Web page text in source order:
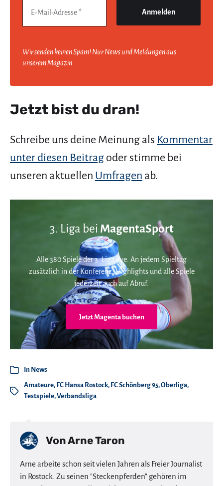
Wir senden keinen Spam! Nur News und Meldungen aus
unserem Magazin.
Jetzt bist du dran!
Schreibe uns deine Meinung als Kommentar
unter diesen Beitrag oder stimme bei
unseren aktuellen Umfragen ab.
3. Liga bei MagentaSport
Alle 380 Spiele der 3. Liga live. An jedem Spieltag
zusätzlich in der Konferenz. Highlights und alle Spiele
jederzeit auch auf Abruf.
Jetzt Magenta buchen
In News
Amateure, FC Hansa Rostock, FC Schönberg 95,Oberliga,
Testspiele,Verbandsliga
VonArne Taron
Arne arbeite schon seit vielen Jahren als Freier Journalist
in Rostock. Zu seinen "Steckenpferden" gehören im